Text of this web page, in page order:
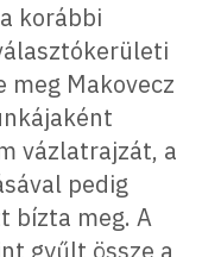
korábbi
Makovecz
vázlatrajzát, a
pedig
bízta meg. A
gyűlt össze a